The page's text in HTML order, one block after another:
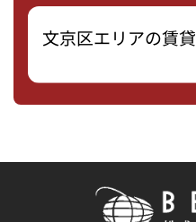
文京区エリアの賃貸